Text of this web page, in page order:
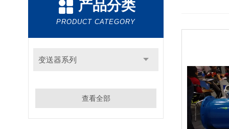
产品分类
PRODUCT CATEGORY
变送器系列
查看全部